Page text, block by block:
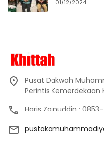
01/12/2024
Pusat Dakwah
Perintis Kemerdekaan
Haris Zainuddin :